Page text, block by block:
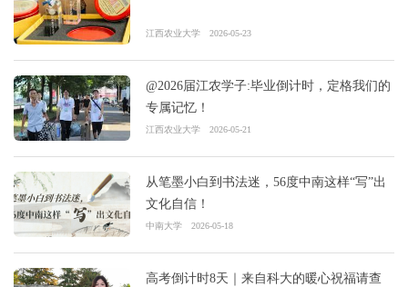
江西农业大学 2026-05-23
@2026届江农学子:毕业倒计时，定格我们的
专属记忆！
江西农业大学 2026-05-21
从笔墨小白到书法迷，56度中南这样“写”出
文化自信！
中南大学 2026-05-18
高考倒计时8天｜来自科大的暖心祝福请查